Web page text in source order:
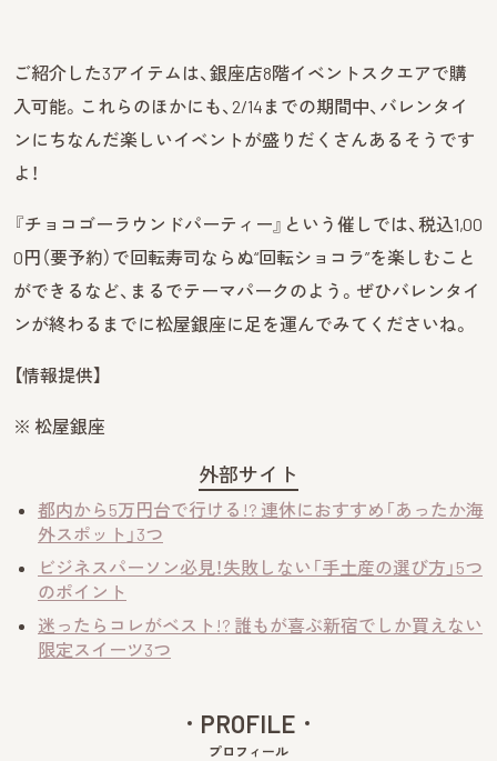
ご紹介した3アイテムは、銀座店8階イベントスクエアで購
入可能。これらのほかにも、2/14までの期間中、バレンタイ
ンにちなんだ楽しいイベントが盛りだくさんあるそうです
よ！
『チョコゴーラウンドパーティー』という催しでは、税込1,00
0円（要予約）で回転寿司ならぬ“回転ショコラ”を楽しむこと
ができるなど、まるでテーマパークのよう。ぜひバレンタイ
ンが終わるまでに松屋銀座に足を運んでみてくださいね。
【情報提供】
※ 松屋銀座
外部サイト
都内から5万円台で行ける!? 連休におすすめ「あったか海
外スポット」3つ
ビジネスパーソン必見！失敗しない「手土産の選び方」5つ
のポイント
迷ったらコレがベスト!? 誰もが喜ぶ新宿でしか買えない
限定スイーツ3つ
PROFILE
プロフィール